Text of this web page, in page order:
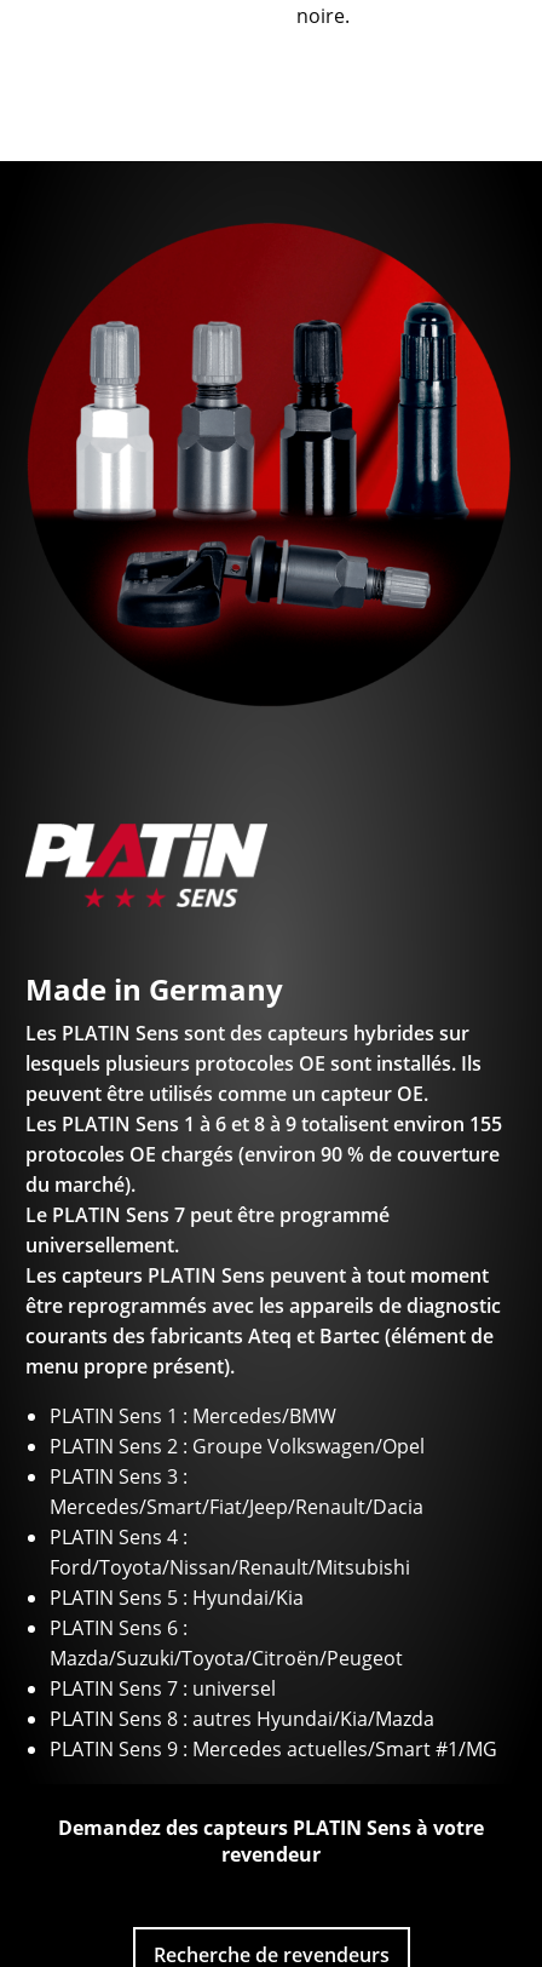
noire.
Made in Germany
Les PLATIN Sens sont des capteurs hybrides sur
lesquels plusieurs protocoles OE sont installés. Ils
peuvent être utilisés comme un capteur OE.
Les PLATIN Sens 1 à 6 et 8 à 9 totalisent environ 155
protocoles OE chargés (environ 90 % de couverture
du marché).
Le PLATIN Sens 7 peut être programmé
universellement.
Les capteurs PLATIN Sens peuvent à tout moment
être reprogrammés avec les appareils de diagnostic
courants des fabricants Ateq et Bartec (élément de
menu propre présent).
PLATIN Sens 1 : Mercedes/BMW
PLATIN Sens 2 : Groupe Volkswagen/Opel
PLATIN Sens 3 :
Mercedes/Smart/Fiat/Jeep/Renault/Dacia
PLATIN Sens 4 :
Ford/Toyota/Nissan/Renault/Mitsubishi
PLATIN Sens 5 : Hyundai/Kia
PLATIN Sens 6 :
Mazda/Suzuki/Toyota/Citroën/Peugeot
PLATIN Sens 7 : universel
PLATIN Sens 8 : autres Hyundai/Kia/Mazda
PLATIN Sens 9 : Mercedes actuelles/Smart #1/MG
Demandez des capteurs PLATIN Sens à votre
revendeur
Recherche de revendeurs